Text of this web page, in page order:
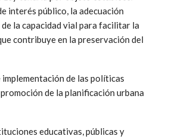
interés público, la adecuación
la capacidad vial para facilitar la
contribuye en la preservación del
de las políticas
de la planificación urbana
educativas, públicas y